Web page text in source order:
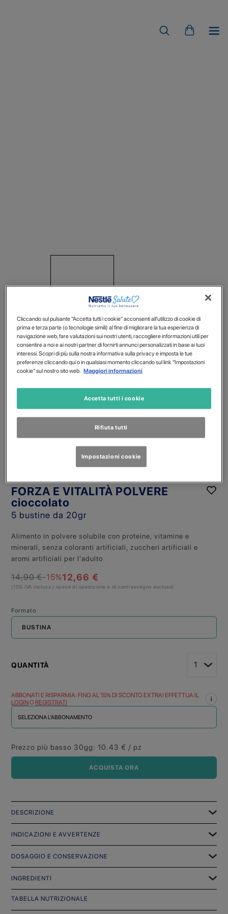
FORZA E VITALITÀ POLVERE
cioccolato
5 bustine da 20gr
Alimento in polvere solubile con proteine, vitamine e
minerali, senza coloranti artificiali, zuccheri artificiali e
aromi artificiali per l'adulto
12,66 €
14,90 €-15%
(10% IVA inclusa / spese di spedizione e di contrassegno escluse)
Formato
BUSTINA
QUANTITÀ
ABBONATI E RISPARMIA: FINO AL 15% DI SCONTO EXTRA! EFFETTUA IL
LOGINO REGISTRATI i
SELEZIONA L'ABBONAMENTO
Prezzo più basso 30gg: 10.43 € / pz
ACQUISTA ORA
DESCRIZIONE
INDICAZIONI E AVVERTENZE
DOSAGGIO E CONSERVAZIONE
INGREDIENTI
TABELLA NUTRIZIONALE
Cliccando sul pulsante "Accetta tutti i cookie" acconsenti all'utilizzo di cookie di
prima e terza parte (o tecnologie simili) al fine di migliorare la tua esperienza di
navigazione web, fare valutazioni sui nostri utenti, raccogliere informazioni utili per
consentire a noi e ai nostri partner di fornirti annunci personalizzati in base ai tuoi
interessi. Scopri di più sulla nostra informativa sulla privacy e imposta le tue
preferenze cliccando qui o in qualsiasi momento cliccando sul link "Impostazioni
cookie" sul nostro sito web. Maggiori informazioni
Rifiuta tutti
Accetta tutti i cookie
Impostazioni cookie